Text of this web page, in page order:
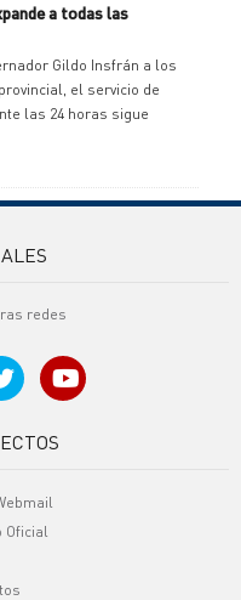
a todas las
Gildo Insfrán a los
el servicio de
las 24 horas sigue
redes
Oficial